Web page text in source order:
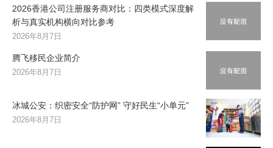
2026香港公司注册服务商对比：四类模式深度解
析与真实机构横向对比参考
2026年8月7日
腾飞移民企业简介
2026年8月7日
冰城公安：织密安全“防护网” 守好民生“小单元”
2026年8月7日